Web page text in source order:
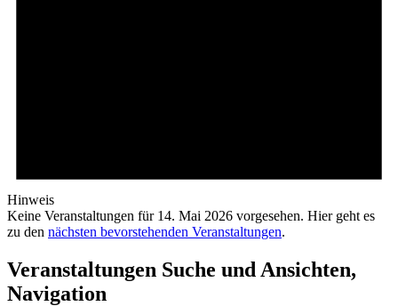
Hinweis
Keine Veranstaltungen für 14. Mai 2026 vorgesehen. Hier geht es
zu den nächsten bevorstehenden Veranstaltungen.
Veranstaltungen Suche und Ansichten,
Navigation